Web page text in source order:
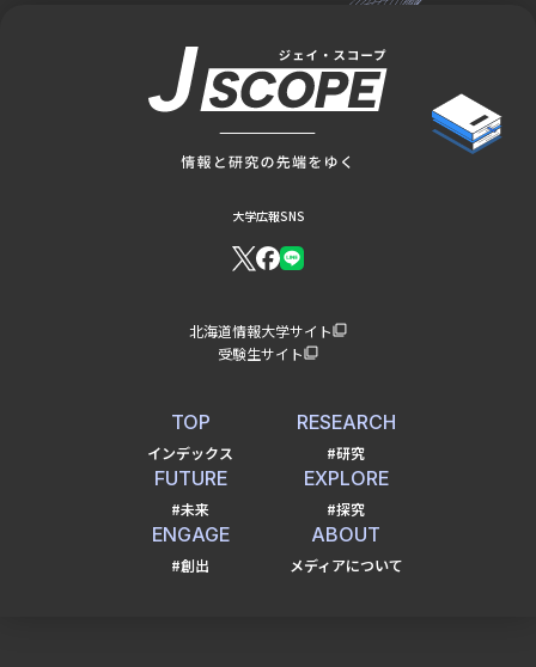
TOP
インデックス
RESEARCH
#研究
FUTURE
#未来
EXPLORE
#探究
ENGAGE
#創出
ABOUT
メディアについて
大学広報SNS
北海道情報大学サイト
受験生サイト